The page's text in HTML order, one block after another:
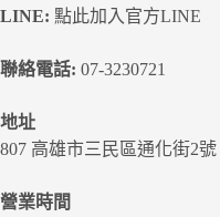
LINE: 點此加入官方LINE
聯絡電話: 07-3230721
地址
807 高雄市三民區通化街2號
營業時間